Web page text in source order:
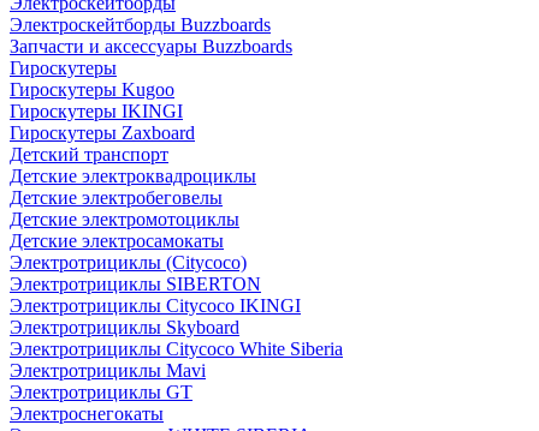
Электроскейтборды Buzzboards
Запчасти и аксессуары Buzzboards
Гироскутеры
Гироскутеры Kugoo
Гироскутеры IKINGI
Гироскутеры Zaxboard
Детский транспорт
Детские электроквадроциклы
Детские электробеговелы
Детские электромотоциклы
Детские электросамокаты
Электротрициклы (Citycoco)
Электротрициклы SIBERTON
Электротрициклы Citycoco IKINGI
Электротрициклы Skyboard
Электротрициклы Citycoco White Siberia
Электротрициклы Mavi
Электротрициклы GT
Электроснегокаты